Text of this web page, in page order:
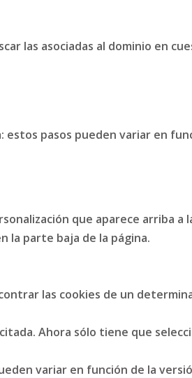
las asociadas al dominio en
estos pasos pueden variar en
que aparece arriba a
la parte baja de la página.
las cookies de un
Ahora sólo tiene que
variar en función de la